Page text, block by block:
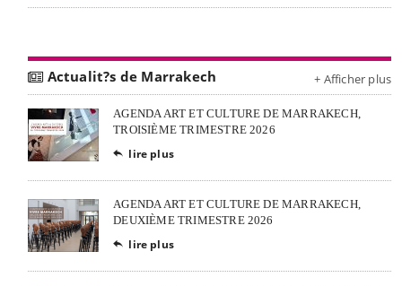
Actualit?s de Marrakech + Afficher plus
AGENDA ART ET CULTURE DE MARRAKECH,
TROISIÈME TRIMESTRE 2026
 lire plus
AGENDA ART ET CULTURE DE MARRAKECH,
DEUXIÈME TRIMESTRE 2026
 lire plus